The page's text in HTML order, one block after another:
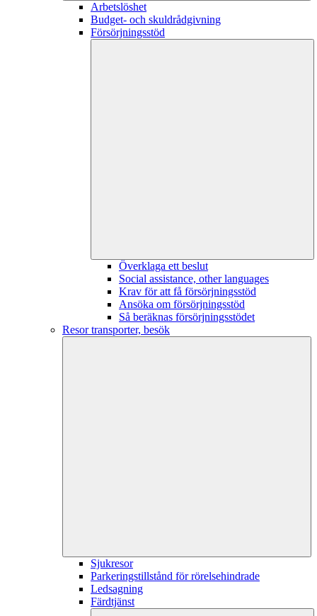
Arbetslöshet
Budget- och skuldrådgivning
Försörjningsstöd
Överklaga ett beslut
Social assistance, other languages
Krav för att få försörjningsstöd
Ansöka om försörjningsstöd
Så beräknas försörjningsstödet
Resor transporter, besök
Sjukresor
Parkeringstillstånd för rörelsehindrade
Ledsagning
Färdtjänst